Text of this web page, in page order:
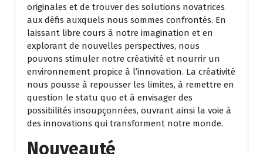
originales et de trouver des solutions novatrices
aux défis auxquels nous sommes confrontés. En
laissant libre cours à notre imagination et en
explorant de nouvelles perspectives, nous
pouvons stimuler notre créativité et nourrir un
environnement propice à l’innovation. La créativité
nous pousse à repousser les limites, à remettre en
question le statu quo et à envisager des
possibilités insoupçonnées, ouvrant ainsi la voie à
des innovations qui transforment notre monde.
Nouveauté